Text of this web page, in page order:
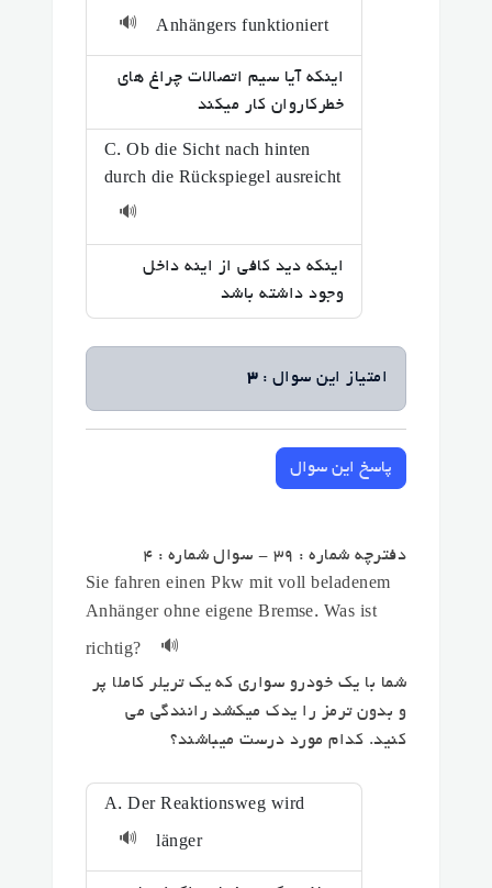
Anhängers funktioniert
🔊
اینکه آیا سیم اتصالات چراغ های
خطرکاروان کار میکند
C. Ob die Sicht nach hinten
durch die Rückspiegel ausreicht
🔊
اینکه دید کافی از اینه داخل
وجود داشته باشد
امتیاز این سوال :3
پاسخ این سوال
دفترچه شماره : 39 - سوال شماره : 4
Sie fahren einen Pkw mit voll beladenem
Anhänger ohne eigene Bremse. Was ist
richtig?
🔊
شما با یک خودرو سواری که یک تریلر کاملا پر
و بدون ترمز را یدک میکشد رانندگی می
کنید. کدام مورد درست میباشند؟
A. Der Reaktionsweg wird
länger
🔊